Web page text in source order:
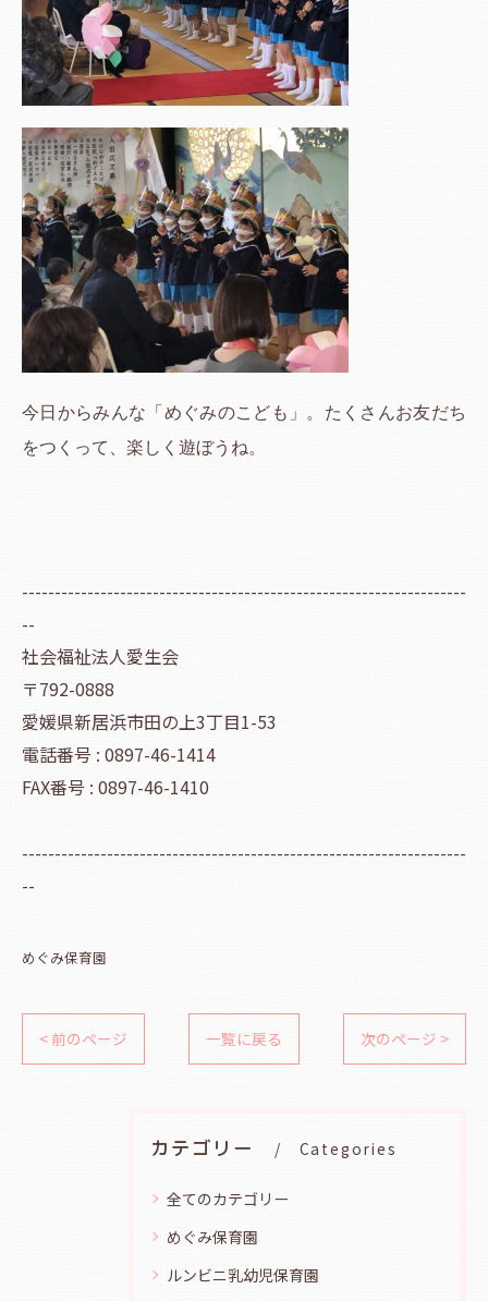
今日からみんな「めぐみのこども」。たくさんお友だち
をつくって、楽しく遊ぼうね。
--------------------------------------------------------------------
--
社会福祉法人愛生会
〒792-0888
愛媛県新居浜市田の上3丁目1-53
電話番号 : 0897-46-1414
FAX番号 : 0897-46-1410
--------------------------------------------------------------------
--
めぐみ保育園
< 前のページ 一覧に戻る 次のページ >
カテゴリー Categories
全てのカテゴリー
めぐみ保育園
ルンビニ乳幼児保育園